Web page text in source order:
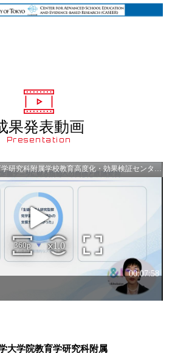
果発表動画
Presentation
大学院教育学研究科附属